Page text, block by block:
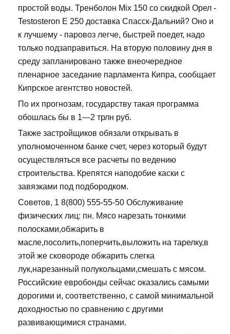
простой воды. Тренболон Mix 150 со скидкой Орел -
Testosteron E 250 доставка Спасск-Дальний? Оно и
к лучшему - паровоз легче, быстрей поедет, надо
только подзаправиться. На вторую половину дня в
среду запланировано также внеочередное
пленарное заседание парламента Кипра, сообщает
Кипрское агентство новостей.
По их прогнозам, государству такая программа
обошлась бы в 1—2 трлн руб.
Также застройщиков обязали открывать в
уполномоченном банке счет, через который будут
осуществляться все расчеты по ведению
строительства. Крепятся наподобие каски с
завязками под подбородком.
Советов, 1 8(800) 555-55-50 Обслуживание
физических лиц: пн. Мясо нарезать тонкими
полосками,обжарить в
масле,посолить,поперчить,выложить на тарелку,в
этой же сковороде обжарить слегка
лук,нарезанный полукольцами,смешать с мясом.
Российские евробонды сейчас оказались самыми
дорогими и, соответственно, с самой минимальной
доходностью по сравнению с другими
развивающимися странами.